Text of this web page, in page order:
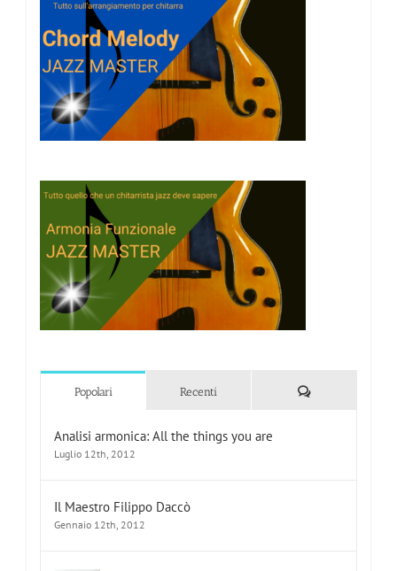
Popolari Recenti Commenti
Analisi armonica: All the things you are
Luglio 12th, 2012
Il Maestro Filippo Daccò
Gennaio 12th, 2012